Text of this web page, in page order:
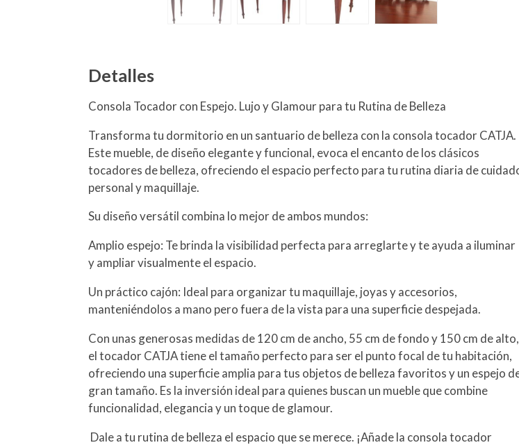
Detalles
Consola Tocador con Espejo. Lujo y Glamour para tu Rutina de Belleza
Transforma tu dormitorio en un santuario de belleza con la consola tocador CATJA.
Este mueble, de diseño elegante y funcional, evoca el encanto de los clásicos
tocadores de belleza, ofreciendo el espacio perfecto para tu rutina diaria de
personal y maquillaje.
Su diseño versátil combina lo mejor de ambos mundos:
Amplio espejo: Te brinda la visibilidad perfecta para arreglarte y te ayuda a iluminar
y ampliar visualmente el espacio.
Un práctico cajón: Ideal para organizar tu maquillaje, joyas y accesorios,
manteniéndolos a mano pero fuera de la vista para una superficie despejada.
Con unas generosas medidas de 120 cm de ancho, 55 cm de fondo y 150 cm de alto,
el tocador CATJA tiene el tamaño perfecto para ser el punto focal de tu habitación,
ofreciendo una superficie amplia para tus objetos de belleza favoritos y un espejo
gran tamaño. Es la inversión ideal para quienes buscan un mueble que combine
funcionalidad, elegancia y un toque de glamour.
Dale a tu rutina de belleza el espacio que se merece. ¡Añade la consola tocador